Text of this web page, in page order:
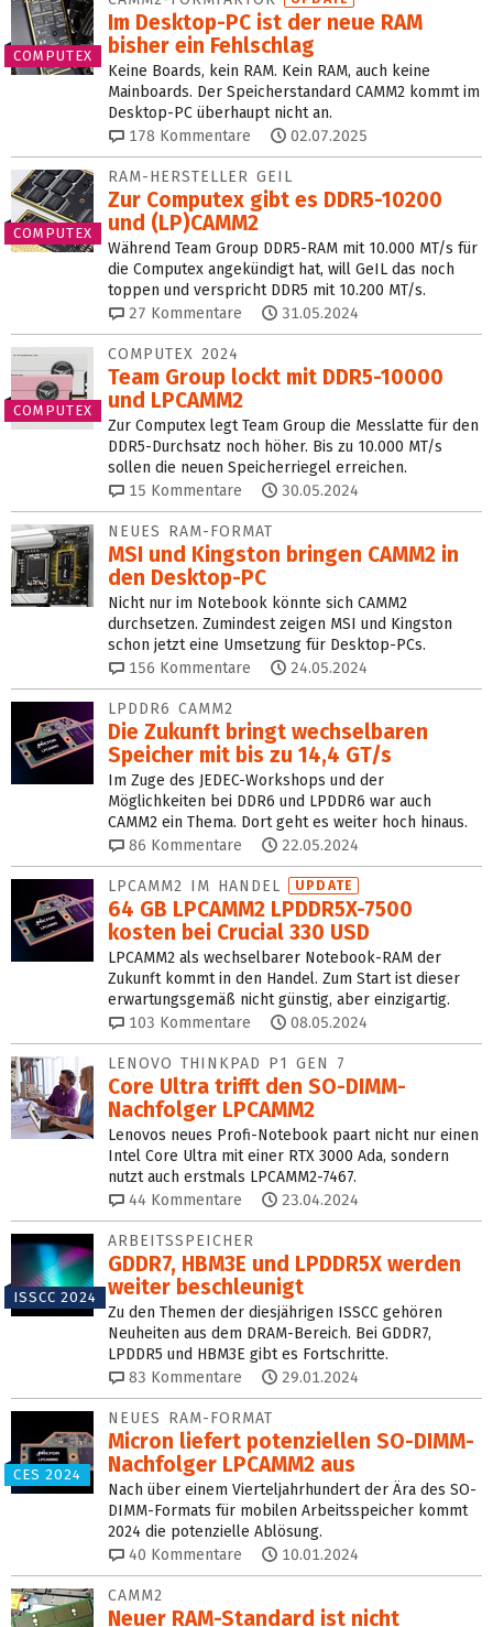
COMPUTEX
Im Desktop-PC ist der neue RAM
bisher ein Fehlschlag
Keine Boards, kein RAM. Kein RAM, auch keine
Mainboards. Der Speicherstandard CAMM2 kommt im
Desktop-PC überhaupt nicht an.
178 Kommentare 02.07.2025
COMPUTEX
RAM-HERSTELLER GEIL
Zur Computex gibt es DDR5-10200
und (LP)CAMM2
Während Team Group DDR5-RAM mit 10.000 MT/s für
die Computex angekündigt hat, will GeIL das noch
toppen und verspricht DDR5 mit 10.200 MT/s.
27 Kommentare 31.05.2024
COMPUTEX
COMPUTEX 2024
Team Group lockt mit DDR5-10000
und LPCAMM2
Zur Computex legt Team Group die Messlatte für den
DDR5-Durchsatz noch höher. Bis zu 10.000 MT/s
sollen die neuen Speicherriegel erreichen.
15 Kommentare 30.05.2024
NEUES RAM-FORMAT
MSI und Kingston bringen CAMM2 in
den Desktop-PC
Nicht nur im Notebook könnte sich CAMM2
durchsetzen. Zumindest zeigen MSI und Kingston
schon jetzt eine Umsetzung für Desktop-PCs.
156 Kommentare 24.05.2024
LPDDR6 CAMM2
Die Zukunft bringt wechselbaren
Speicher mit bis zu 14,4 GT/s
Im Zuge des JEDEC-Workshops und der
Möglichkeiten bei DDR6 und LPDDR6 war auch
CAMM2 ein Thema. Dort geht es weiter hoch hinaus.
86 Kommentare 22.05.2024
LPCAMM2 IM HANDEL UPDATE
64 GB LPCAMM2 LPDDR5X-7500
kosten bei Crucial 330 USD
LPCAMM2 als wechselbarer Notebook-RAM der
Zukunft kommt in den Handel. Zum Start ist dieser
erwartungsgemäß nicht günstig, aber einzigartig.
103 Kommentare 08.05.2024
LENOVO THINKPAD P1 GEN 7
Core Ultra trifft den SO-DIMM-
Nachfolger LPCAMM2
Lenovos neues Profi-Notebook paart nicht nur einen
Intel Core Ultra mit einer RTX 3000 Ada, sondern
nutzt auch erstmals LPCAMM2-7467.
44 Kommentare 23.04.2024
ISSCC 2024
ARBEITSSPEICHER
GDDR7, HBM3E und LPDDR5X werden
weiter beschleunigt
Zu den Themen der diesjährigen ISSCC gehören
Neuheiten aus dem DRAM-Bereich. Bei GDDR7,
LPDDR5 und HBM3E gibt es Fortschritte.
83 Kommentare 29.01.2024
CES 2024
NEUES RAM-FORMAT
Micron liefert potenziellen SO-DIMM-
Nachfolger LPCAMM2 aus
Nach über einem Vierteljahrhundert der Ära des SO-
DIMM-Formats für mobilen Arbeitsspeicher kommt
2024 die potenzielle Ablösung.
40 Kommentare 10.01.2024
CAMM2
Neuer RAM-Standard ist nicht